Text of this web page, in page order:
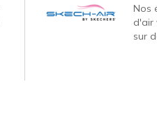
Nos
d'air
sur